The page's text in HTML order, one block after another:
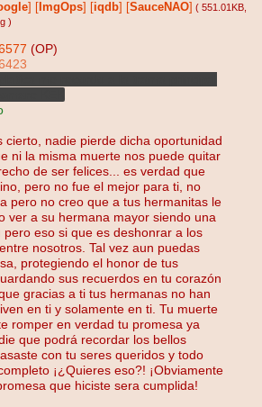
ImgOps iqdb SauceNAO ( 551.01KB
)
(OP)
cierto, nadie pierde dicha oportunidad
ni la misma muerte nos puede quitar
de ser felices... es verdad que
pero no fue el mejor para ti, no
pero no creo que a tus hermanitas le
ver a su hermana mayor siendo una
pero eso si que es deshonrar a los
nosotros. Tal vez aun puedas
protegiendo el honor de tus
sus recuerdos en tu corazón
gracias a ti tus hermanas no han
en ti y solamente en ti. Tu muerte
romper en verdad tu promesa ya
que podrá recordar los bellos
con tu seres queridos y todo
¡¿Quieres eso?! ¡Obviamente
que hiciste sera cumplida!